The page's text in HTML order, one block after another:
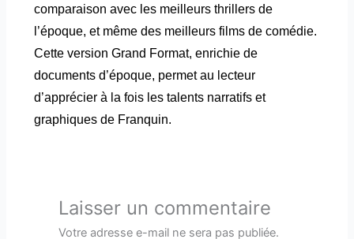
comparaison avec les meilleurs thrillers de
l’époque, et même des meilleurs films de comédie.
Cette version Grand Format, enrichie de
documents d’époque, permet au lecteur
d’apprécier à la fois les talents narratifs et
graphiques de Franquin.
Laisser un commentaire
Votre adresse e-mail ne sera pas publiée.